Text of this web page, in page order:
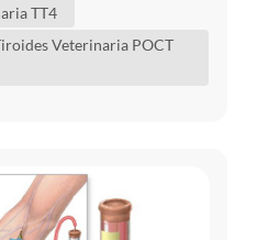
l...
TT4
Veterinaria POCT